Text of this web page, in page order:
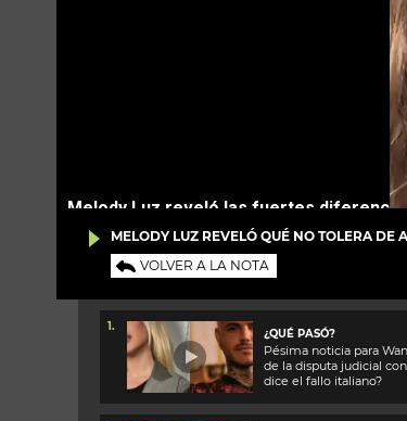
MELODY LUZ REVELÓ QUÉ NO TOLERA DE
VOLVER A LA NOTA
1.
¿QUÉ PASÓ?
Pésima noticia para
de la disputa judicial
dice el fallo italiano?